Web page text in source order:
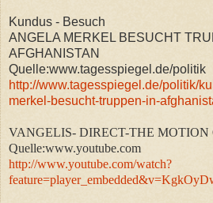
Kundus - Besuch
ANGELA MERKEL BESUCHT
AFGHANISTAN
Quelle:www.tagesspiegel.de/politik
http://www.tagesspiegel.de/politik/
merkel-besucht-truppen-in-
VANGELIS- DIRECT-THE MOTION
Quelle:www.youtube.com
http://www.youtube.com/watch?